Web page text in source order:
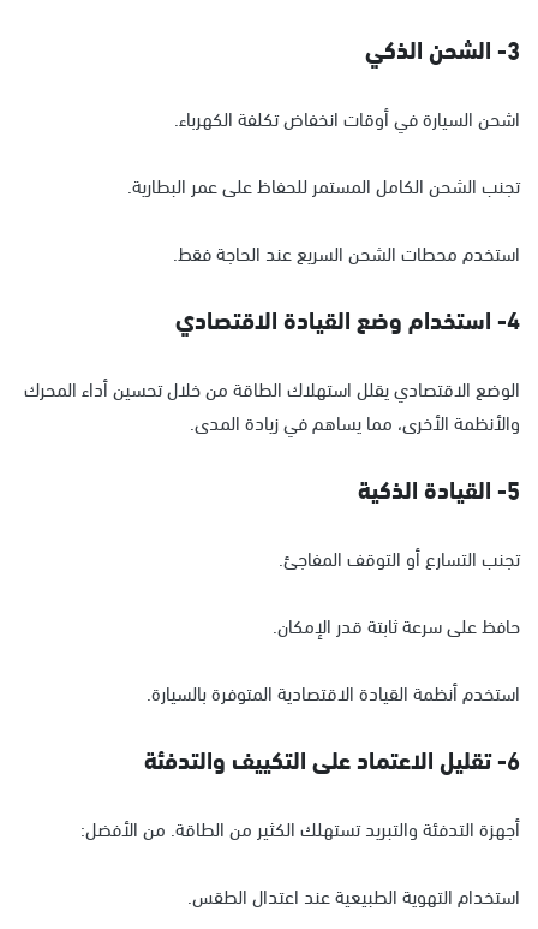
3- الشحن الذكي
اشحن السيارة في أوقات انخفاض تكلفة الكهرباء.
تجنب الشحن الكامل المستمر للحفاظ على عمر البطارية.
استخدم محطات الشحن السريع عند الحاجة فقط.
4- استخدام وضع القيادة الاقتصادي
الوضع الاقتصادي يقلل استهلاك الطاقة من خلال تحسين أداء المحرك
والأنظمة الأخرى، مما يساهم في زيادة المدى.
5- القيادة الذكية
تجنب التسارع أو التوقف المفاجئ.
حافظ على سرعة ثابتة قدر الإمكان.
استخدم أنظمة القيادة الاقتصادية المتوفرة بالسيارة.
6- تقليل الاعتماد على التكييف والتدفئة
أجهزة التدفئة والتبريد تستهلك الكثير من الطاقة. من الأفضل:
استخدام التهوية الطبيعية عند اعتدال الطقس.